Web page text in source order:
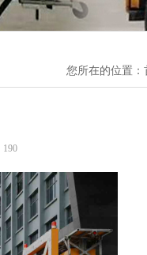
您所在的位置：
190